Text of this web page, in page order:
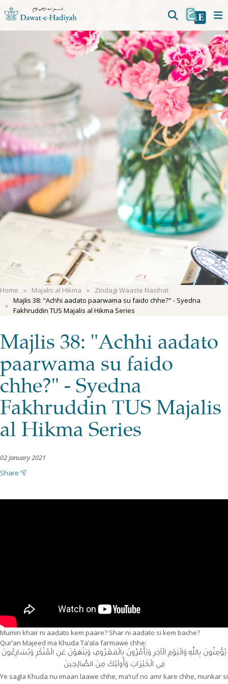
Home Majalis al Hikma
Zindagi Waaste Nasihat
Majlis 38: "Achhi aadato paarwama su faido chhe?" - Syedna
Fakhruddin TUS Majalis al Hikma Series
Majlis 38: "Achhi aadato
paarwama su faido
chhe?" - Syedna
Fakhruddin TUS Majalis
al Hikma Series
02 January 2021
Share
Mumin khair ni aadato kem paare? Shar ni aadato si kem bache?
Qur’an Majeed ma Khuda Ta’ala farmawe chhe:
يُؤْمِنُونَ بِاللَّهِ وَالْيَوْمِ الْآخِرِ وَيَأْمُرُونَ بِالْمَعْرُوفِ وَيَنْهَوْنَ عَنِ الْمُنْكَرِ وَيُسَارِعُونَ
فِي الْخَيْرَاتِ وَأُولَئِكَ مِنَ الصَّالِحِينَ
Ye sagla Khuda nu imaan laawe chhe, ma’ruf no amr kare chhe, munkar si